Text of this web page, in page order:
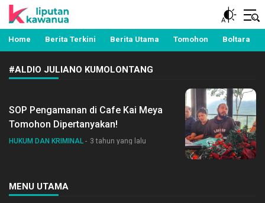
Liputan Kawanua
Berita Manado, Sulawesi Utara, Kawanua, Politik,
Pemerintahan, Hukum Kriminal dan Nasional
Home Berita Terkini Berita Utama Tomohon Boltara
#ALDIO JULIANO KUMOLONTANG
SOP Pengamanan di Cafe Kai Meya
Tomohon Dipertanyakan!
HUKUM DAN KRIMINAL 3 tahun yang lalu
MENU UTAMA